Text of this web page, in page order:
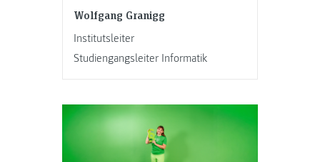
Wolfgang Granigg
Institutsleiter
Studiengangsleiter Informatik